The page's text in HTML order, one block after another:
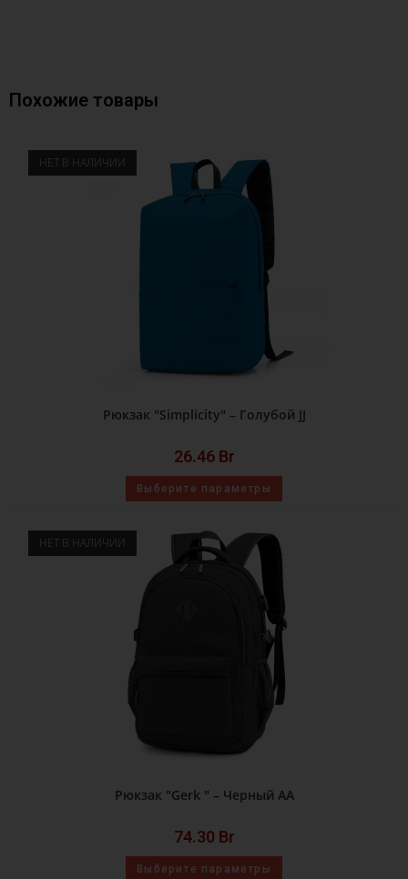
Похожие товары
НЕТ В НАЛИЧИИ
Рюкзак "Simplicity" – Голубой JJ
26.46 Br
Выберите параметры
НЕТ В НАЛИЧИИ
Рюкзак "Gerk " – Черный AA
74.30 Br
Выберите параметры